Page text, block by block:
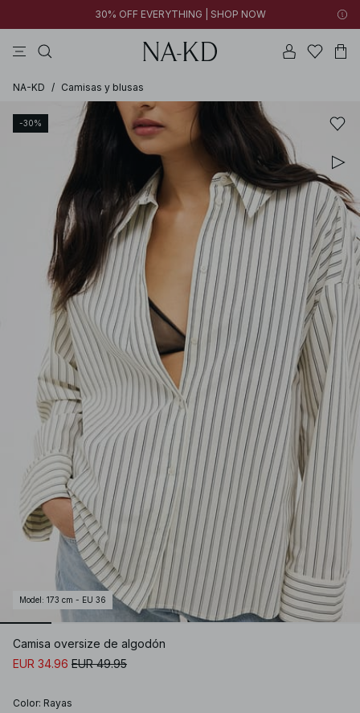
30% OFF EVERYTHING | SHOP NOW
NA-KD / Camisas y blusas
-30%
Model : 173 cm - EU 36
Camisa oversize de algodón
EUR 34.96 EUR 49.95
Color: Rayas